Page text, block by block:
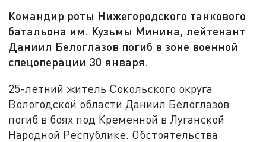
Командир роты Нижегородского танкового
батальона им. Кузьмы Минина, лейтенант
Даниил Белоглазов погиб в зоне военной
спецоперации 30 января.
25-летний житель Сокольского округа
Вологодской области Даниил Белоглазов
погиб в боях под Кременной в Луганской
Народной Республике. Обстоятельства